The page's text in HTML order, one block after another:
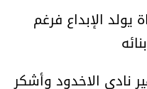
الإبداع فرغم
نادي الاخدود وأشكر